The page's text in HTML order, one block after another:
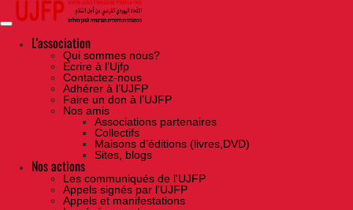
Skip
the
contentL'association
Qui sommes nous?
Ecrire à l’Ujfp
Contactez-nous
Adhérer à l’UJFP
Faire un don à l’UJFP
Nos amis
Associations partenaires
Collectifs
Maisons d’éditions (livres,DVD)
Sites, blogs
Nos actions
Les communiqués de l'UJFP
Appels signés par l'UJFP
Appels et manifestations